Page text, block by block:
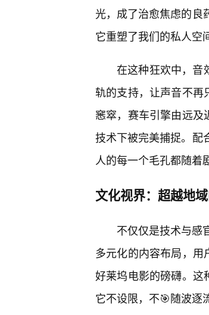
光，成了治愈焦虑的良
它重塑了我们的私人空
在这种狂欢中，音
轨的支持，让声音不再
窸窣，赛车引擎由远
技术下被完美捕捉。配
人的每一个毛孔都随着
文化视界：超越地
不仅仅是技术与感
多元化的内容布局，
好莱坞电影的磅礴。这
它不设限，不🎯随波逐